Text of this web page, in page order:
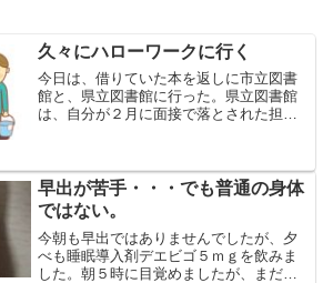
久々にハローワークに行く
今日は、借りていた本を返しに市立図書
館と、県立図書館に行った。県立図書館
は、自分が２月に面接で落とされた担当
管理の仕事だったけれど、採用された人
に会う度に、若い女性で、自...
早出が苦手・・・でも普通の身体
ではない。
今朝も早出ではありませんでしたが、夕
べも睡眠導入剤デエビゴ５ｍｇを飲みま
した。朝５時に目覚めましたが、まだ眠